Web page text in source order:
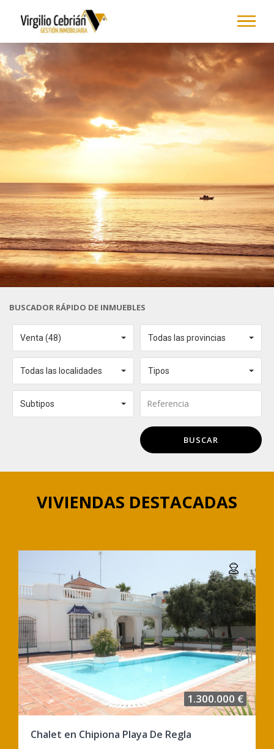
BUSCADOR RÁPIDO DE INMUEBLES
Venta (48) Todas las provincias
Todas las localidades Tipos
Subtipos
BUSCAR
VIVIENDAS DESTACADAS
1.300.000 €
Chalet en Chipiona Playa De Regla